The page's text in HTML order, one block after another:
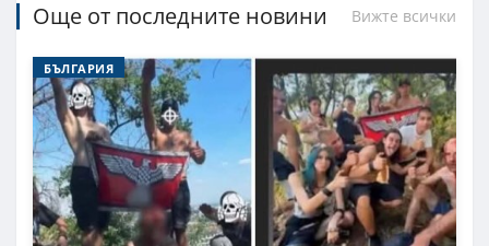
Още от последните новини Вижте всички
БЪЛГАРИЯ